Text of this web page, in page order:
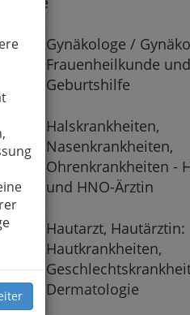
Gynäkologe /
Frauenheilkunde und
Geburtshilfe
Halskrankheiten,
Nasenkrankheiten,
Ohrenkrankheiten -
und HNO-Ärztin
Hautarzt, Hautärztin:
Hautkrankheiten,
Dermatologie